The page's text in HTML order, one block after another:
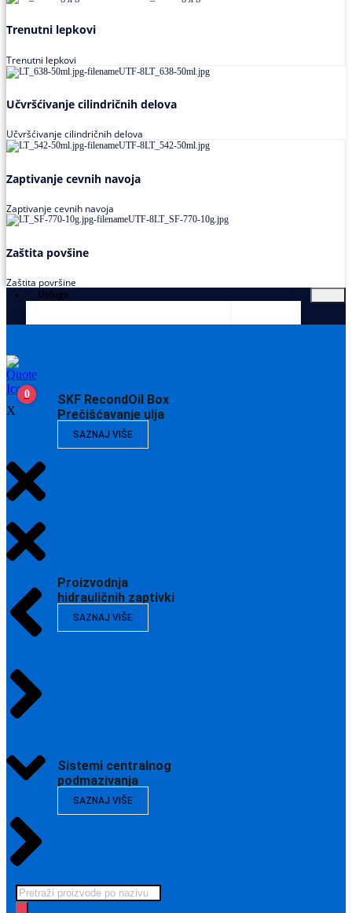
Trenutni lepkovi
Trenutni lepkovi
Učvršćivanje cilindričnih delova
Učvršćivanje cilindričnih delova
Zaptivanje cevnih navoja
Zaptivanje cevnih navoja
Zaštita povšine
Zaštita površine
Usluge
SKF RecondOil Box
Prečišćavanje ulja
SAZNAJ VIŠE
Proizvodnja
hidrauličnih zaptivki
SAZNAJ VIŠE
Sistemi centralnog
podmazivanja
SAZNAJ VIŠE
0
X
Products
search